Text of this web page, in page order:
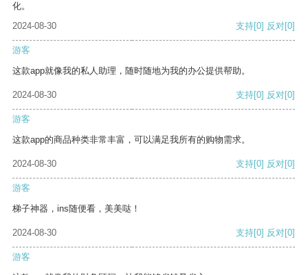
化。
2024-08-30
支持[0] 反对[0]
游客
这款app就像我的私人助理，随时随地为我的办公提供帮助。
2024-08-30 支持[0] 反对[0]
游客
这款app的商品种类非常丰富，可以满足我所有的购物需求。
2024-08-30 支持[0] 反对[0]
游客
梯子神器，ins随便看，美美哒！
2024-08-30 支持[0] 反对[0]
游客